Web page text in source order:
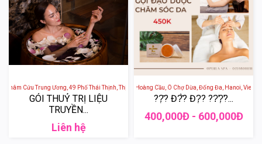
Châm Cứu Trung Ương, 49 Phố Thái Thịnh, Thịnh Quang, Đống Đa, Hà Nội, Việt Nam
GÓI THUỶ TRỊ LIỆU
TRUYỀN...
Liên hệ
Perla Spa - 4 Ngõ 73 Phố Hoàng Cầu, Ô Chợ Dừa, Đống Đa, Hanoi, Vietnam
??̣̂? Đ?̂̀? Đ?̣? ??̛?̛̣?...
400,000Đ - 600,000Đ